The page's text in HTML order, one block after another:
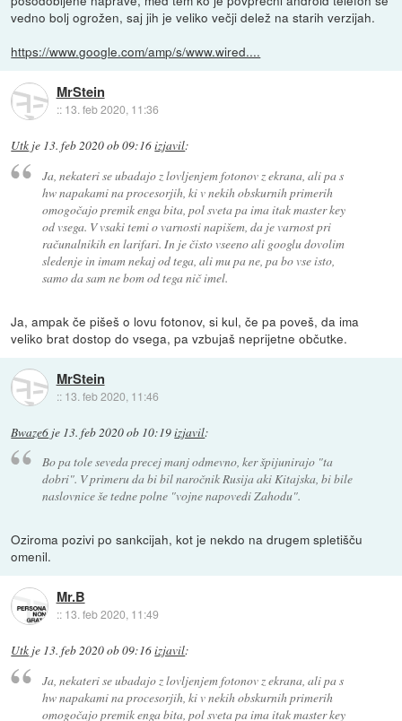
vedno bolj ogrožen, saj jih je veliko večji delež na starih verzijah.
https://www.google.com/amp/s/www.wired....
MrStein
:: 13. feb 2020, 11:36
Utk je 13. feb 2020 ob 09:16izjavil:
Ja, nekateri se ubadajo z lovljenjem fotonov z ekrana, ali pa s
hw napakami na procesorjih, ki v nekih obskurnih primerih
omogočajo premik enga bita, pol sveta pa ima itak master key
od vsega. V vsaki temi o varnosti napišem, da je varnost pri
računalnikih en larifari. In je čisto vseeno ali googlu dovolim
sledenje in imam nekaj od tega, ali mu pa ne, pa bo vse isto,
samo da sam ne bom od tega nič imel.
Ja, ampak če pišeš o lovu fotonov, si kul, če pa poveš, da ima
veliko brat dostop do vsega, pa vzbujaš neprijetne občutke.
MrStein
:: 13. feb 2020, 11:46
Bwaze6 je 13. feb 2020 ob 10:19izjavil:
Bo pa tole seveda precej manj odmevno, ker špijunirajo "ta
dobri". V primeru da bi bil naročnik Rusija aki Kitajska, bi bile
naslovnice še tedne polne "vojne napovedi Zahodu".
Oziroma pozivi po sankcijah, kot je nekdo na drugem spletišču
omenil.
Mr.B
:: 13. feb 2020, 11:49
Utk je 13. feb 2020 ob 09:16izjavil:
Ja, nekateri se ubadajo z lovljenjem fotonov z ekrana, ali pa s
hw napakami na procesorjih, ki v nekih obskurnih primerih
omogočajo premik enga bita, pol sveta pa ima itak master key